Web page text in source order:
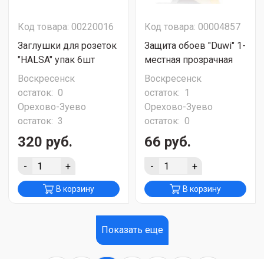
Код товара: 00220016
Заглушки для розеток
"HALSA" упак 6шт
Воскресенск
остаток: 0
Орехово-Зуево
остаток: 3
320 руб.
- +
В корзину
Код товара: 00004857
Защита обоев "Duwi" 1-
местная прозрачная
Воскресенск
остаток: 1
Орехово-Зуево
остаток: 0
66 руб.
- +
В корзину
Показать еще